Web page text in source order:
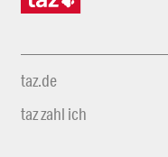
taz.de
taz zahl ich